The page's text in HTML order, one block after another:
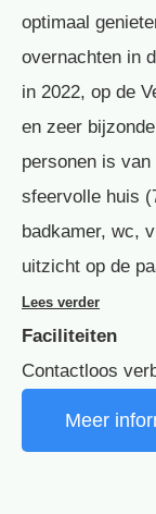
optimaal
overnachten in
in 2022, op de
en zeer
personen is
sfeervolle huis
badkamer, wc,
uitzicht op de
Lees verder
Faciliteiten
Contactloos
Meer